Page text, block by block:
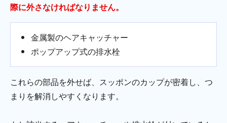
際に外さなければなりません。
金属製のヘアキャッチャー
ポップアップ式の排水栓
これらの部品を外せば、スッポンのカップが密着し、つ
まりを解消しやすくなります。